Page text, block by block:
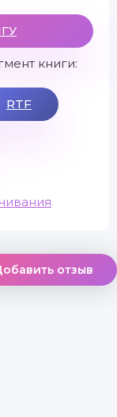
книги:
RTF
отзыв